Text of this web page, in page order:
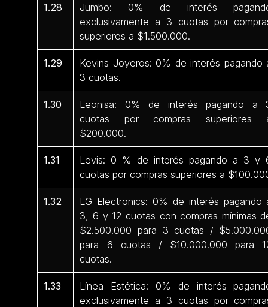
1.28
Jumbo: 0% de interés
exclusivamente a 3 cuotas por
superiores a $1.500.000.
1.29
Kevins Joyeros: 0% de interés pagando
3 cuotas.
1.30
Leonisa: 0% de interés pagando a
cuotas por compras superiores
$200.000.
1.31
Levis: 0 % de interés pagando a 3 y
cuotas por compras superiores a
1.32
LG Electronics: 0% de interés pagando
3, 6 y 12 cuotas con compras mínimas
$2.500.000 para 3 cuotas /
para 6 cuotas / $10.000.000 para
cuotas.
1.33
Línea Estética: 0% de interés
exclusivamente a 3 cuotas por